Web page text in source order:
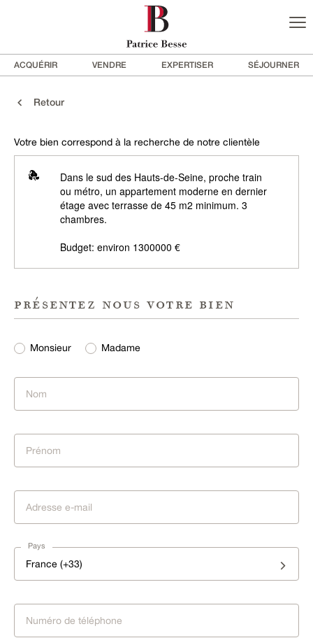
ACQUÉRIR VENDRE EXPERTISER SÉJOURNER
Retour
Votre bien correspond à la recherche de notre clientèle
Dans le sud des Hauts-de-Seine, proche train
ou métro, un appartement moderne en dernier
étage avec terrasse de 45 m2 minimum. 3
chambres.
Budget: environ 1300000 €
présentez nous votre bien
Monsieur Madame
Pays
France (+33)